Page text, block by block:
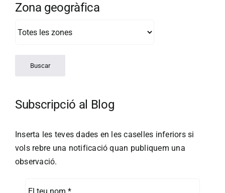
Zona geogràfica
Subscripció al Blog
Inserta les teves dades en les caselles inferiors si
vols rebre una notificació quan publiquem una
observació.